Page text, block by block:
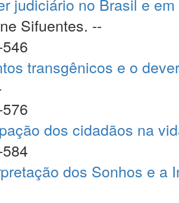
Sifuentes. --
transgênicos e o
dos cidadãos na
dos Sonhos e a